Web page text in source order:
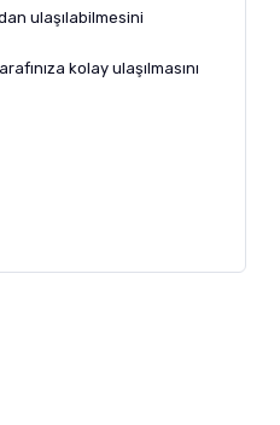
ulaşılabilmesini
kolay ulaşılmasını